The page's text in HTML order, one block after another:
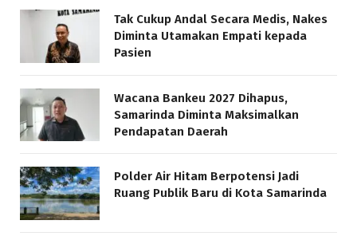
Tak Cukup Andal Secara Medis, Nakes
Diminta Utamakan Empati kepada
Pasien
Wacana Bankeu 2027 Dihapus,
Samarinda Diminta Maksimalkan
Pendapatan Daerah
Polder Air Hitam Berpotensi Jadi
Ruang Publik Baru di Kota Samarinda